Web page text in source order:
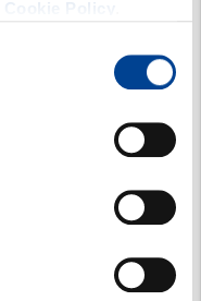
strutture e
artigiani, ecc. E in caso di
in ogni situazione.
l’intero svolgimento
operazioni di Assistenza e
di Assistenza chiamare